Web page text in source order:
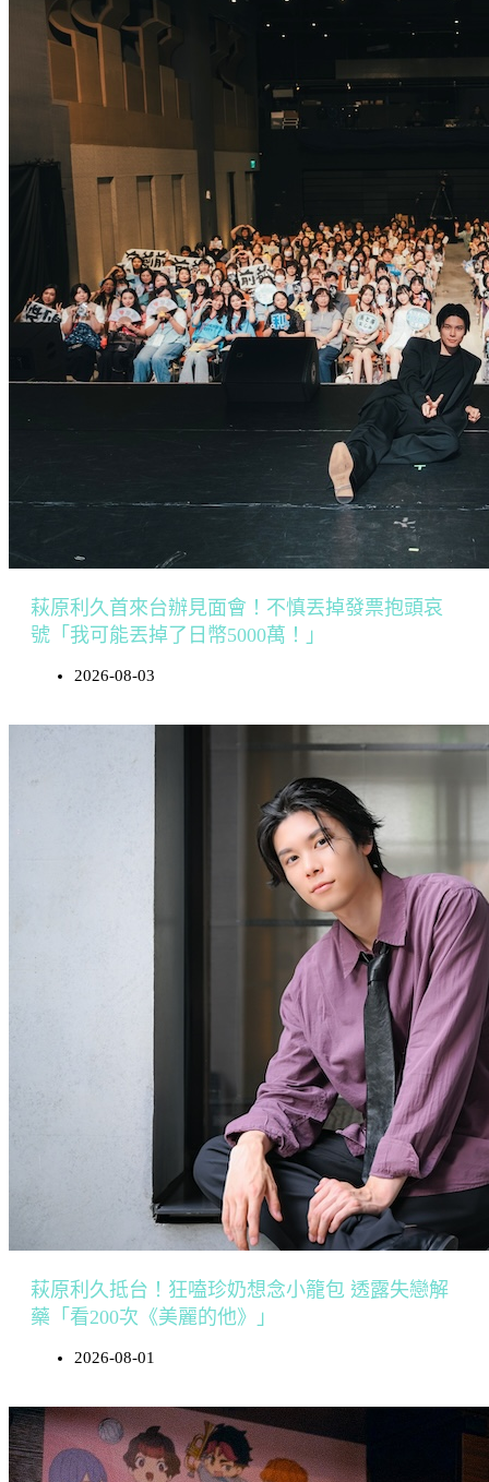
萩原利久首來台辦見面會！不慎丟掉發票抱頭哀
號「我可能丟掉了日幣5000萬！」
2026-08-03
萩原利久抵台！狂嗑珍奶想念小籠包 透露失戀解
藥「看200次《美麗的他》」
2026-08-01